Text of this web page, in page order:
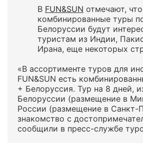
В FUN&SUN отмечают, что
комбинированные туры
Белоруссии будут
туристам из Индии,
Ирана, еще некоторых
«В ассортименте туров для
FUN&SUN есть
+ Белоруссия. Тур на 8 дней,
Белоруссии (размещение в
России (размещение в Санкт-
знакомство с
сообщили в пресс-службе